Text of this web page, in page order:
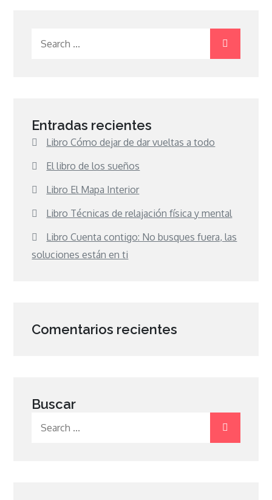
Entradas recientes
Libro Cómo dejar de dar vueltas a todo
El libro de los sueños
Libro El Mapa Interior
Libro Técnicas de relajación física y mental
Libro Cuenta contigo: No busques fuera, las
soluciones están en ti
Comentarios recientes
Buscar